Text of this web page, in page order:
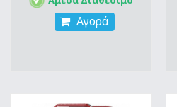
Αγορά